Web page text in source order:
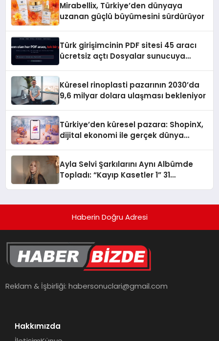
Mirabellix, Türkiye’den dünyaya
uzanan güçlü büyümesini sürdürüyor
Türk girişimcinin PDF sitesi 45 aracı
ücretsiz açtı Dosyalar sunucuya
Küresel rinoplasti pazarının 2030’da
9,6 milyar dolara ulaşması bekleniyor
Türkiye’den küresel pazara: ShopinX,
dijital ekonomi ile gerçek dünya
Ayla Selvi Şarkılarını Aynı Albümde
Topladı: “Kayıp Kasetler 1” 31
Haberin Doğru Adresi
Reklam & İşbirliği:habersonuclari@gmail.com
Hakkımızda